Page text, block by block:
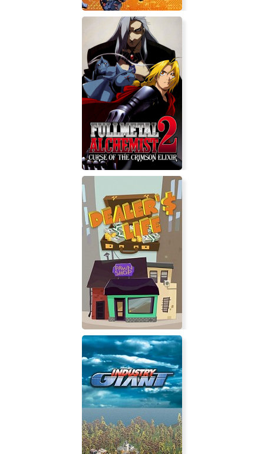
IRON REBELLION
Fullmetal Alchemist 2: Curse of the
Crimson Elixir
Dealer's Life